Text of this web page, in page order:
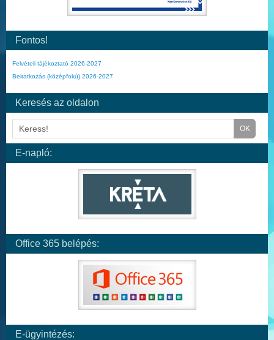
Fontos!
Felvételi tájékoztató 2026-2027
Beiratkozás (középfokú) 2026-2027
Keresés az oldalon
E-napló:
Office 365 belépés:
E-ügyintézés: